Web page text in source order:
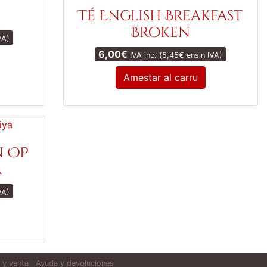
Té English Breakfast
Broken
6,00€ IVA inc. (5,45€ ensin IVA)
Amestar al carru
y venta Ayuda y devoluciones